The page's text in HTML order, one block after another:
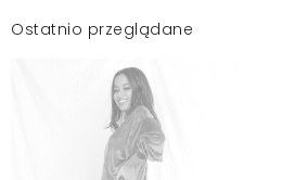
Ostatnio przeglądane